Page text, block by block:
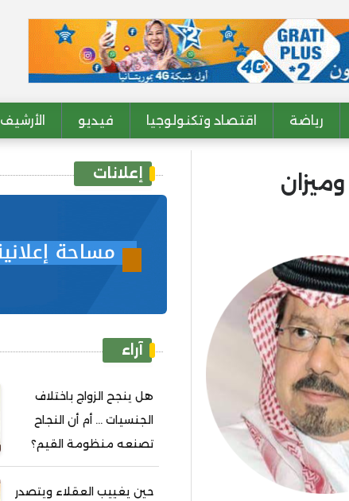
رياضة اقتصاد وتكنولوجيا فيديو الأرشيف
إعلانات
آراء
هل ينجح الزواج باختلاف
الجنسيات ... أم أن النجاح
تصنعه منظومة القيم؟
حين يغييب العقلاء ويتصدر